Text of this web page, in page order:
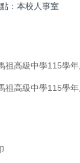
：本校人事室
祖高級中學115學
祖高級中學115學